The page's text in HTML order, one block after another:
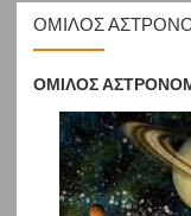
ΟΜΙΛΟΣ
ΟΜΙΛΟΣ